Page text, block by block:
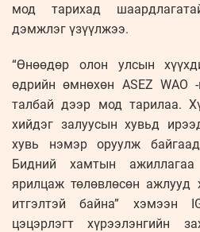
мод тарихад
дэмжлэг үзүүлжээ.
“Өнөөдөр олон улсын
өдрийн өмнөхөн ASEZ WAO
талбай дээр мод тарилаа.
хийдэг залуусын хувьд
хувь нэмэр оруулж
Бидний хамтын
ярилцаж төлөвлөсөн ажлууд
итгэлтэй байна” хэмээн
цэцэрлэгт хүрээлэнгийн